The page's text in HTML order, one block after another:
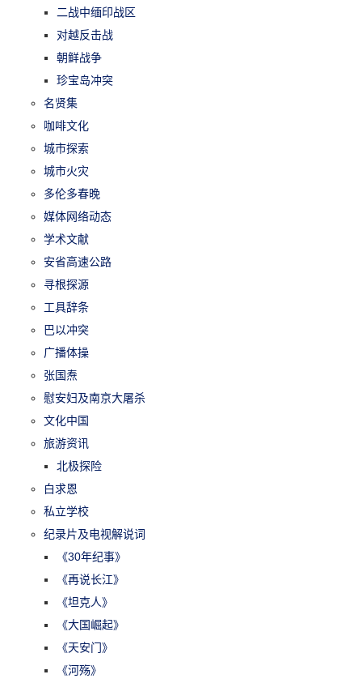
二战中缅印战区
对越反击战
朝鲜战争
珍宝岛冲突
名贤集
咖啡文化
城市探索
城市火灾
多伦多春晚
媒体网络动态
学术文献
安省高速公路
寻根探源
工具辞条
巴以冲突
广播体操
张国焘
慰安妇及南京大屠杀
文化中国
旅游资讯
北极探险
白求恩
私立学校
纪录片及电视解说词
《30年纪事》
《再说长江》
《坦克人》
《大国崛起》
《天安门》
《河殇》